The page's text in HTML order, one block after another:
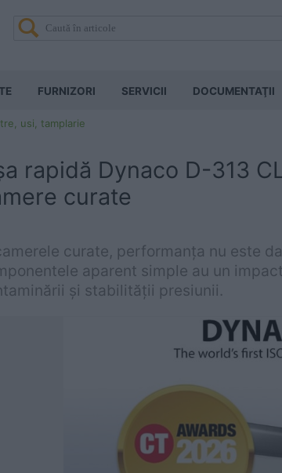
FURNIZORI SERVICII DOCUMENTAŢII
usi, tamplarie
rapidă Dynaco D-313
curate
curate, performanța nu este
aparent simple au un
și stabilității presiunii.